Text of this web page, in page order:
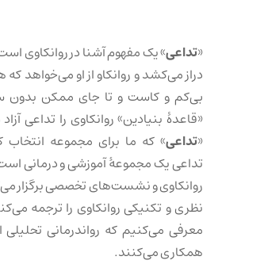
«تداعی» یک مفهوم آشنا در روانکاوی
دراز می‌کشد و روانکاو از او می‌خواهد
بی‌کم و کاست و تا جای ممکن بدون
«قاعدهٔ بنیادین» روانکاوی را تداعی
«تداعی» که ما برای مجموعه
تداعی یک مجموعهٔ آموزشی و درمانی
روانکاوی و نشست‌های تخصصی برگزار
نظری و تکنیکی روانکاوی را ترجمه
معرفی می‌کنیم که رواندرمانی
همکاری می‌کنند.